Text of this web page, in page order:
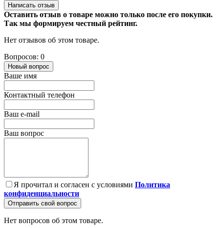
Написать отзыв
Оставить отзыв о товаре можно только после его покупки.
Так мы формируем честный рейтинг.
Нет отзывов об этом товаре.
Вопросов: 0
Новый вопрос
Ваше имя
Контактный телефон
Ваш e-mail
Ваш вопрос
Я прочитал и согласен с условиями Политика
конфиденциальности
Отправить свой вопрос
Нет вопросов об этом товаре.